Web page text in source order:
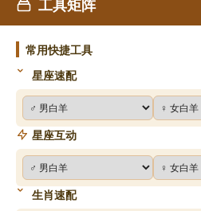
工具矩阵
常用快捷工具
星座速配
星座互动
生肖速配